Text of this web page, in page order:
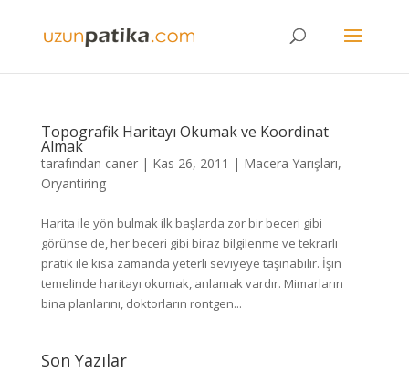
Topografik Haritayı Okumak ve Koordinat
Almak
tarafından caner| Kas 26, 2011 | Macera Yarışları,
Oryantiring
Harita ile yön bulmak ilk başlarda zor bir beceri gibi
görünse de, her beceri gibi biraz bilgilenme ve tekrarlı
pratik ile kısa zamanda yeterli seviyeye taşınabilir. İşin
temelinde haritayı okumak, anlamak vardır. Mimarların
bina planlarını, doktorların rontgen...
Son Yazılar